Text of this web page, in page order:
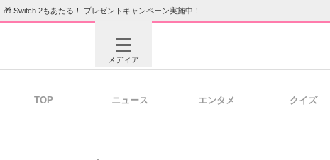
🎁 Switch 2もあたる！ プレゼントキャンペーン実施中！
メディア
TOP ニュース エンタメ クイズ